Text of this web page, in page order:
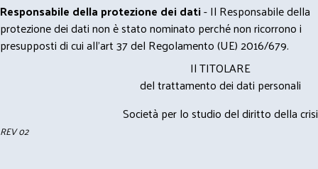
Responsabile della protezione dei dati- Il Responsabile della
protezione dei dati non è stato nominato perché non ricorrono i
presupposti di cui all’art 37 del Regolamento (UE) 2016/679.
Il TITOLARE
del trattamento dei dati personali
Società per lo studio del diritto della crisi
REV 02